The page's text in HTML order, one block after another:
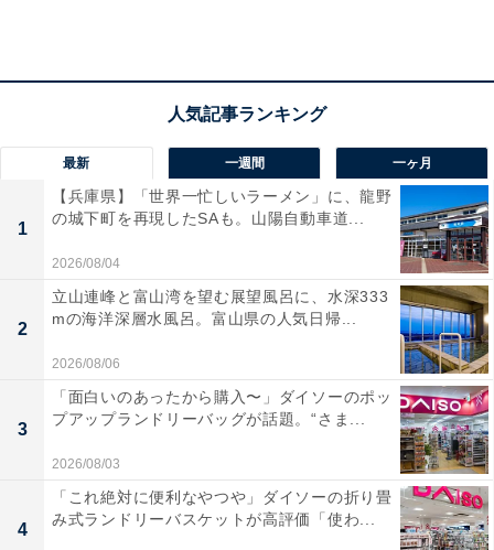
と夕焼け空に浮かべてみた
でご飯ものから麺類デザートまで食べ比べ
安楽亭、最大500円引きの「焼肉食べ放題」キャンペー
ン開催中！ 7月3日まで
【関連リンク】
カルディコーヒーファーム オンラインストア
最新 一週間 一ヶ月
1
【兵庫県】「世界一忙しいラーメン」に、龍野
の城下町を再現したSAも。山陽自動車道...
2026/08/04
2
立山連峰と富山湾を望む展望風呂に、水深333
mの海洋深層水風呂。富山県の人気日帰...
2026/08/06
3
「面白いのあったから購入〜」ダイソーのポッ
プアップランドリーバッグが話題。“さま...
2026/08/03
4
「これ絶対に便利なやつや」ダイソーの折り畳
み式ランドリーバスケットが高評価「使わ...